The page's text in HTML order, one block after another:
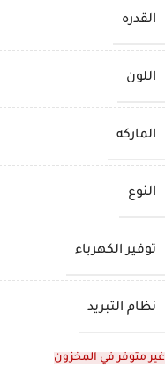
القدره
اللون
الماركه
النوع
توفير الكهرباء
نظام التبريد
غير متوفر في المخزون